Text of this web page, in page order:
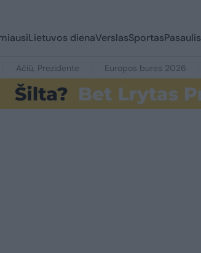
Lietuvos dienaVerslasSportasPasaulis
Ačiū, Prezidente Europos burės 2026